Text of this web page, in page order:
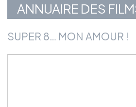
ANNUAIRE DES
SUPER 8… MON AMOUR !